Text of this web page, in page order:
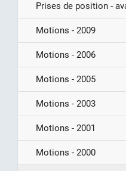
Prises de position -
Motions - 2009
Motions - 2006
Motions - 2005
Motions - 2003
Motions - 2001
Motions - 2000